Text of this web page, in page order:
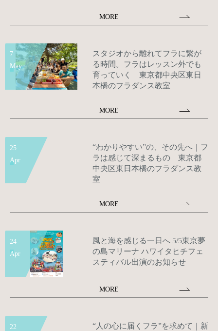
MORE
7
May
スタジオから離れてフラに繋が
る時間。フラはレッスン外でも
育っていく 東京都中央区東日
本橋のフラダンス教室
MORE
25
Apr
“わかりやすい”の、その先へ｜フ
ラは感じて深まるもの 東京都
中央区東日本橋のフラダンス教
室
MORE
24
Apr
風と海を感じる一日へ 5/5東京夢
の島マリーナ ハワイタヒチフェ
スティバル出演のお知らせ
MORE
22
“人の心に届くフラ”を求めて｜新